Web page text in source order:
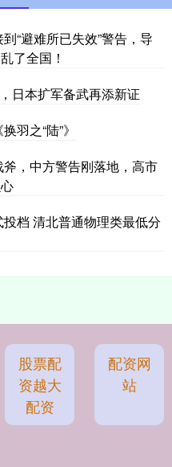
“避难所已失效”警告，导
了全国！
日本扩军备武再添新证
羽之“陆”》
，中方警告刚落地，高市
档 清北普通物理类最低分
股票配
资越大
配资
配资网
站